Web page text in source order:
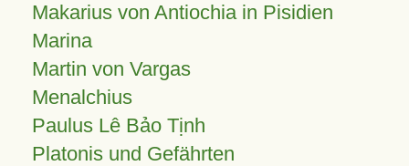
Makarius von Antiochia in Pisidien
Marina
Martin von Vargas
Menalchius
Paulus Lê Bảo Tịnh
Platonis und Gefährten